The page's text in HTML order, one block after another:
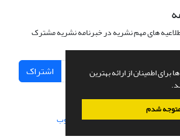
اطمینان از ارائه بهترین
شدم
های مهم نشریه در خبرنامه نشریه مشترک
اشتراک
علمی.طراحی و پیاده سازی از سیناوب